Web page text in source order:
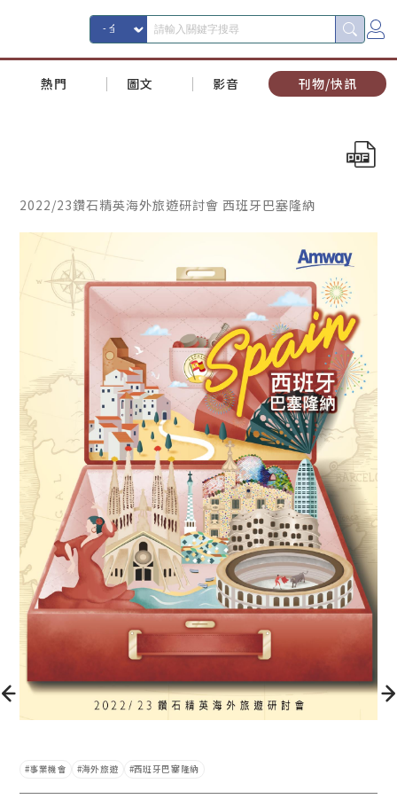
熱門 圖文 影音 刊物/快訊
2022/23鑽石精英海外旅遊研討會 西班牙巴塞隆納
事業機會 海外旅遊 西班牙巴塞隆納